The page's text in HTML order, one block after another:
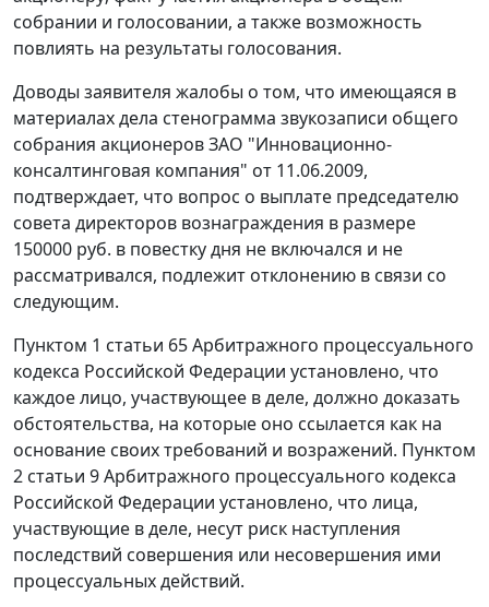
собрании и голосовании, а также возможность
повлиять на результаты голосования.
Доводы заявителя жалобы о том, что имеющаяся в
материалах дела стенограмма звукозаписи общего
собрания акционеров ЗАО "Инновационно-
консалтинговая компания" от 11.06.2009,
подтверждает, что вопрос о выплате председателю
совета директоров вознаграждения в размере
150000 руб. в повестку дня не включался и не
рассматривался, подлежит отклонению в связи со
следующим.
Пунктом 1 статьи 65Арбитражного процессуального
кодекса Российской Федерации установлено, что
каждое лицо, участвующее в деле, должно доказать
обстоятельства, на которые оно ссылается как на
основание своих требований и возражений. Пунктом
2 статьи 9Арбитражного процессуального кодекса
Российской Федерации установлено, что лица,
участвующие в деле, несут риск наступления
последствий совершения или несовершения ими
процессуальных действий.